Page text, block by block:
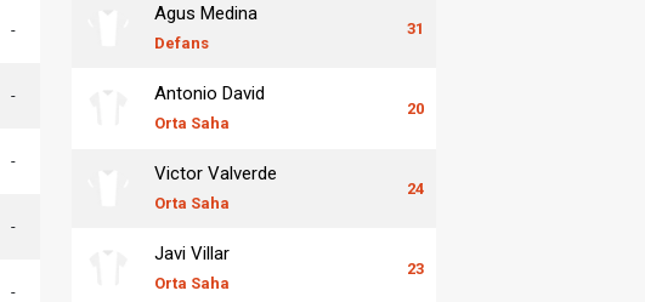
-
-
-
-
-
Agus Medina
Defans
31
Antonio David
Orta Saha
20
Victor Valverde
Orta Saha
24
Javi Villar
Orta Saha
23